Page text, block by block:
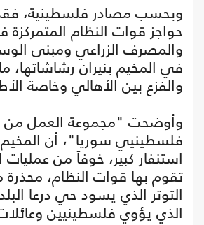
وبحسب مصادر فلسطينية،
حواجز قوات النظام
والمصرف الزراعي ومبنى
في المخيم بنيران رشاشاتها،
والفزع بين الأهالي وخاصة
وأوضحت "مجموعة العمل من
فلسطينيي سوريا"، أن
استنفار كبير، خوفاً من عمليات
تقوم بها قوات النظام، محذرة
التوتر الذي يسود حي درعا
الذي يؤوي فلسطينيين